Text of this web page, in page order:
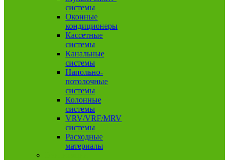
системы
Оконные
кондиционеры
Кассетные
системы
Канальные
системы
Напольно-
потолочные
системы
Колонные
системы
VRV/VRF/MRV
системы
Расходные
материалы